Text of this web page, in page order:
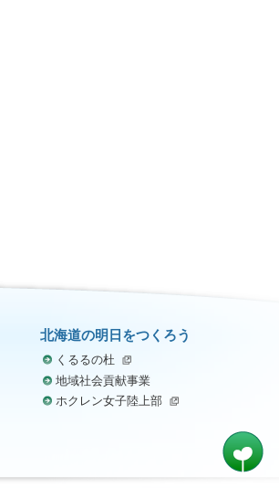
北海道の明日をつくろう
くるるの杜
地域社会貢献事業
ホクレン女子陸上部